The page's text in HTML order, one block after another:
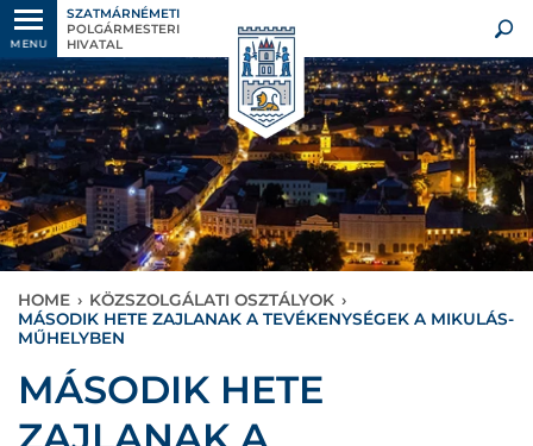
MENU
SZATMÁRNÉMETI
POLGÁRMESTERI
HIVATAL
HOME › KÖZSZOLGÁLATI OSZTÁLYOK ›
MÁSODIK HETE ZAJLANAK A TEVÉKENYSÉGEK A MIKULÁS-
MŰHELYBEN
MÁSODIK HETE